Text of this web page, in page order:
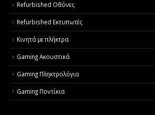
Refurbished Οθόνες
Refurbished Εκτυπωτές
Κινητά με πλήκτρα
Gaming Ακουστικά
Gaming Πληκτρολόγια
Gaming Ποντίκια